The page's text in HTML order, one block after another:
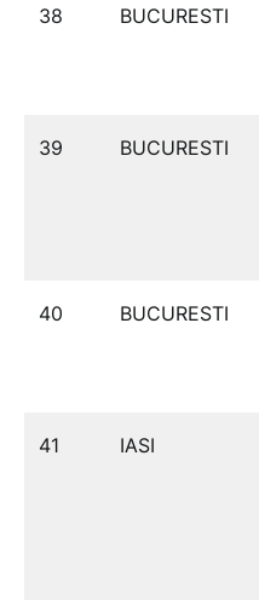
38 BUCURESTI
39 BUCURESTI
40 BUCURESTI
41 IASI